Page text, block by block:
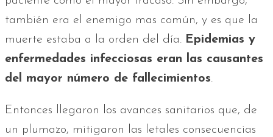
también era el enemigo mas común, y es que la
muerte estaba a la orden del día. Epidemias y
enfermedades infecciosas eran las causantes
del mayor número de fallecimientos.
Entonces llegaron los avances sanitarios que, de
un plumazo, mitigaron las letales consecuencias